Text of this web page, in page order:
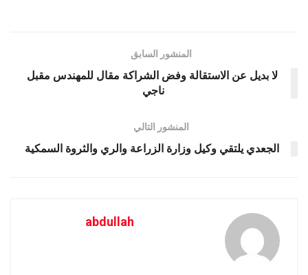
المنشور السابق
لا بديل عن الاستقالة وفض الشراكة مقال للمهندس مقبل
ناجي
المنشور التالي
الجعدي يلتقي وكيل وزارة الزراعة والري والثروة السمكية
abdullah